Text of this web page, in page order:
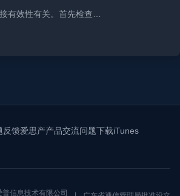
有效性有关。首先检查…
反馈爱思产产品交流问题下载iTunes
信息技术有限公司